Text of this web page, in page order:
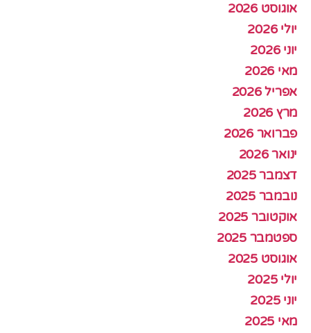
אוגוסט 2026
יולי 2026
יוני 2026
מאי 2026
אפריל 2026
מרץ 2026
פברואר 2026
ינואר 2026
דצמבר 2025
נובמבר 2025
אוקטובר 2025
ספטמבר 2025
אוגוסט 2025
יולי 2025
יוני 2025
מאי 2025